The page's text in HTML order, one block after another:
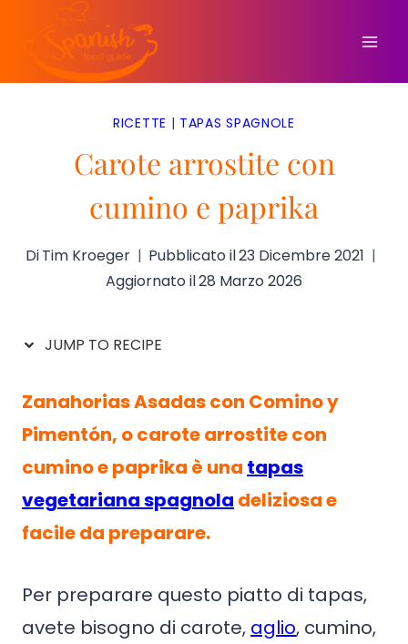
contenuto
RICETTE | TAPAS SPAGNOLE
Carote arrostite con
cumino e paprika
DiTim Kroeger Pubblicato il23 Dicembre 2021
Aggiornato il28 Marzo 2026
JUMP TO RECIPE
Zanahorias Asadas con Comino y
Pimentón, o carote arrostite con
cumino e paprika è una tapas
vegetariana spagnola deliziosa e
facile da preparare.
Per preparare questo piatto di tapas,
avete bisogno di carote, aglio, cumino,